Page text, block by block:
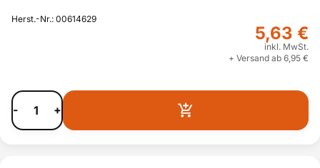
Herst.-Nr.: 00614629
5,63 €
inkl. MwSt.
+ Versand ab 6,95 €
- +